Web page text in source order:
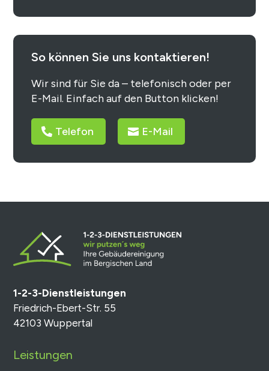
So können Sie uns kontaktieren!
Wir sind für Sie da – telefonisch oder per
E-Mail. Einfach auf den Button klicken!
Telefon E-Mail
1-2-3-Dienstleistungen
Friedrich-Ebert-Str. 55
42103 Wuppertal
Leistungen